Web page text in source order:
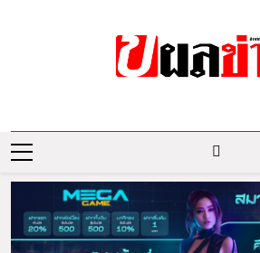
ผลข่าว
ดารา ข่าวกีฬารอบโล